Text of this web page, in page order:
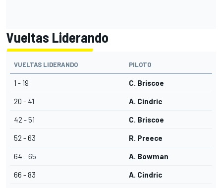
Vueltas Liderando
VUELTAS LIDERANDO PILOTO
1 - 19 C. Briscoe
20 - 41 A. Cindric
42 - 51 C. Briscoe
52 - 63 R. Preece
64 - 65 A. Bowman
66 - 83 A. Cindric